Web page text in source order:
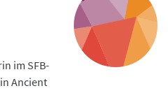
im SFB-
Ancient